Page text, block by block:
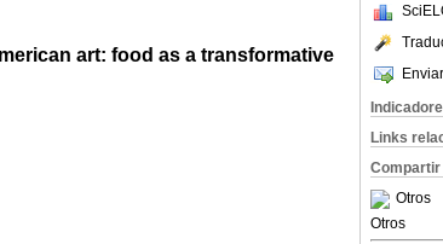
Links
Compartir
Otros
Otros
art: food as a transformative